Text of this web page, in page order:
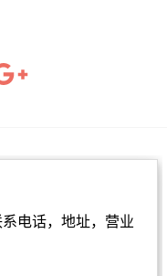
电话，地址，营业